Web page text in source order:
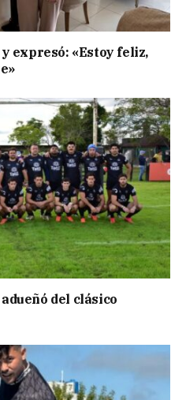
expresó: «Estoy feliz,
del clásico